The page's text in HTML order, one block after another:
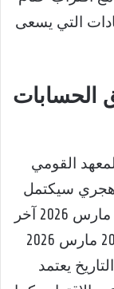
التي يسعى
الفطر 2026 وفق الحسابات
القومي
1447 هجري سيكتمل
بـ29 يوماً فقط، ليصبح يوم الخميس 19 مارس 2026 آخر
أيام الصيام، وبالتالي يأتي يوم الجمعة 20 مارس 2026
وهذا التاريخ يعتمد